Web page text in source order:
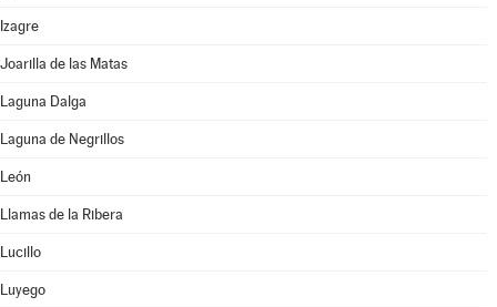
Izagre
Joarilla de las Matas
Laguna Dalga
Laguna de Negrillos
León
Llamas de la Ribera
Lucillo
Luyego